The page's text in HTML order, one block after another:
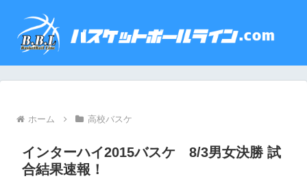
ホーム 高校バスケ
インターハイ2015バスケ 8/3男女決勝 試
合結果速報！